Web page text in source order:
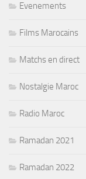
Evenements
Films Marocains
Matchs en direct
Nostalgie Maroc
Radio Maroc
Ramadan 2021
Ramadan 2022